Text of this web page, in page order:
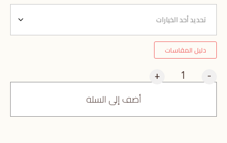
دليل المقاسات
-
+
أضف إلى السلة